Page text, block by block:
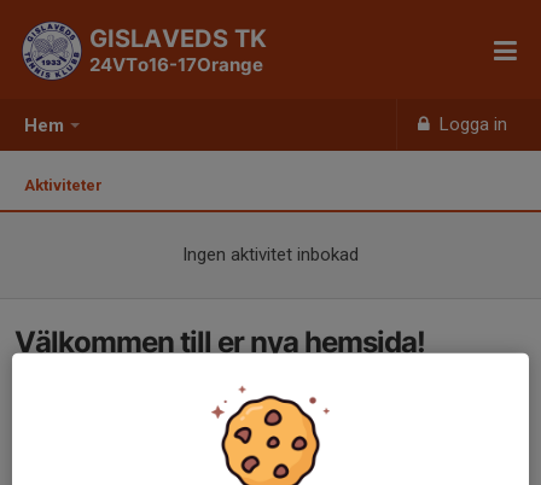
Hem Logga in
GISLAVEDS TK
24VTo16-17Orange
Aktiviteter
Ingen aktivitet inbokad
Välkommen till er nya hemsida!